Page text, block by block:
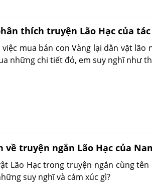
thích truyện Lão Hạc của
việc mua bán con Vàng lại dằn vặt lão
những chi tiết đó, em suy nghĩ như
về truyện ngắn Lão Hạc của
Lão Hạc trong truyện ngắn cùng
suy nghĩ và cảm xúc gì?